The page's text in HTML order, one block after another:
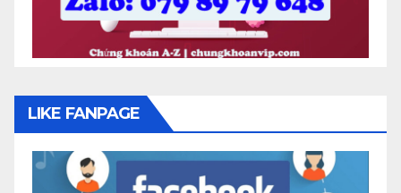
LIKE FANPAGE